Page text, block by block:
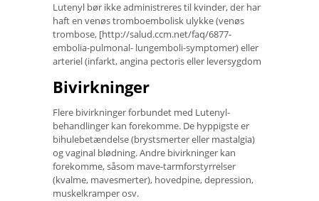
Lutenyl bør ikke administreres til kvinder, der har
haft en venøs tromboembolisk ulykke (venøs
trombose, [http://salud.ccm.net/faq/6877-
embolia-pulmonal- lungemboli-symptomer) eller
arteriel (infarkt, angina pectoris eller leversygdom
Bivirkninger
Flere bivirkninger forbundet med Lutenyl-
behandlinger kan forekomme. De hyppigste er
bihulebetændelse (brystsmerter eller mastalgia)
og vaginal blødning. Andre bivirkninger kan
forekomme, såsom mave-tarmforstyrrelser
(kvalme, mavesmerter), hovedpine, depression,
muskelkramper osv.